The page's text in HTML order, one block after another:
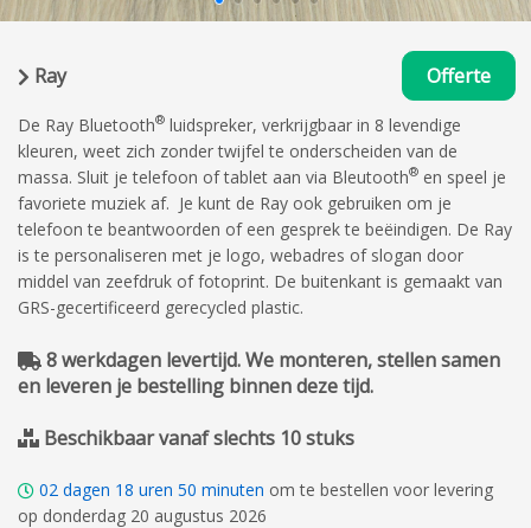
Ray Offerte
De Ray Bluetooth® luidspreker, verkrijgbaar in 8 levendige
kleuren, weet zich zonder twijfel te onderscheiden van de
massa. Sluit je telefoon of tablet aan via Bleutooth® en speel je
favoriete muziek af. Je kunt de Ray ook gebruiken om je
telefoon te beantwoorden of een gesprek te beëindigen. De Ray
is te personaliseren met je logo, webadres of slogan door
middel van zeefdruk of fotoprint. De buitenkant is gemaakt van
GRS-gecertificeerd gerecycled plastic.
8 werkdagen levertijd. We monteren, stellen samen
en leveren je bestelling binnen deze tijd.
Beschikbaar vanaf slechts 10 stuks
02 dagen 18 uren 50 minuten om te bestellen voor levering
op donderdag 20 augustus 2026